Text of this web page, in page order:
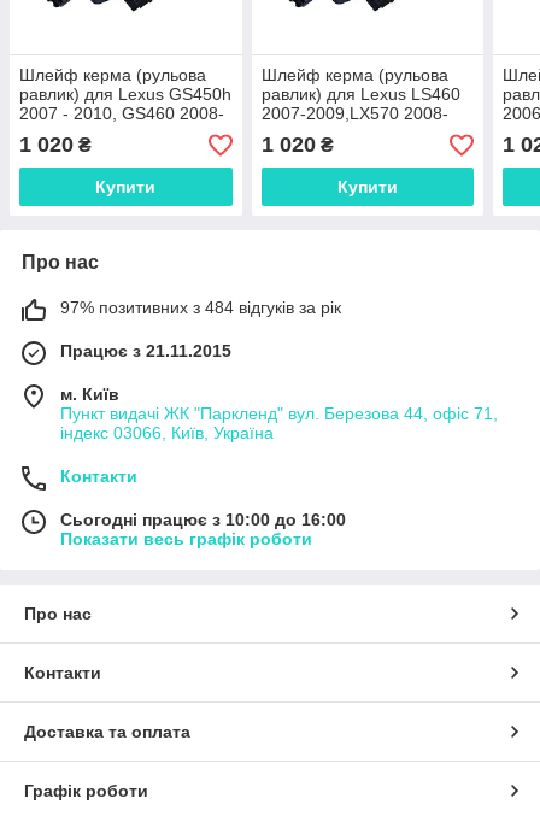
Шлейф керма (рульова
равлик) для Lexus GS450h
2007 - 2010, GS460 2008-
2010 №84306-48030,
84306-06140,
1 020 ₴
Купити
Шлейф керма (рульова
равлик) для Lexus LS460
2007-2009,LX570 2008-
2010 №84306-48030,
84306-06140, 84306-
0E010
1 020₴
Купити
1
Про нас
97% позитивних з 484 відгуків за рік
Працює з 21.11.2015
м. Київ
Пункт видачі ЖК "Паркленд" вул. Березова 44, офіс 71,
індекс 03066, Київ, Україна
Контакти
Сьогодні працює з 10:00 до 16:00
Показати весь графік роботи
Про нас
Контакти
Доставка та оплата
Графік роботи